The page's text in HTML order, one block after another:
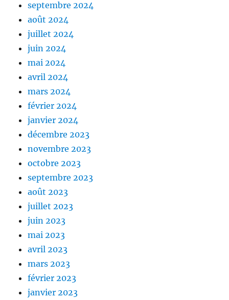
septembre 2024
août 2024
juillet 2024
juin 2024
mai 2024
avril 2024
mars 2024
février 2024
janvier 2024
décembre 2023
novembre 2023
octobre 2023
septembre 2023
août 2023
juillet 2023
juin 2023
mai 2023
avril 2023
mars 2023
février 2023
janvier 2023